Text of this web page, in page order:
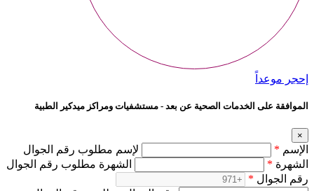
إحجر موعداً
الموافقة على الخدمات الصحية عن بعد - مستشفيات ومراكز ميدكير الطبية
×
الإسم *
لإسم مطلوب رقم الجوال
الشهرة *
الشهرة مطلوب رقم الجوال
رقم الجوال *